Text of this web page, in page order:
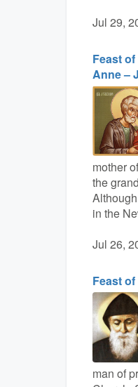
Jul 29,
Feast
Anne –
mother
the
in the
Jul 26,
Feast
man of